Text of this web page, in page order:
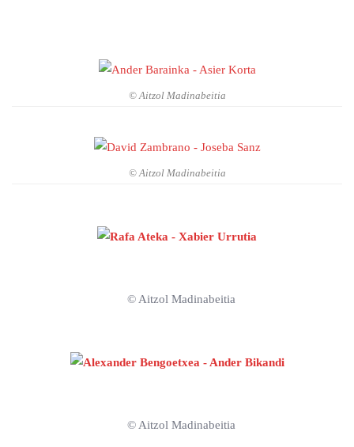
© Aitzol Madinabeitia
© Aitzol Madinabeitia
© Aitzol Madinabeitia
© Aitzol Madinabeitia